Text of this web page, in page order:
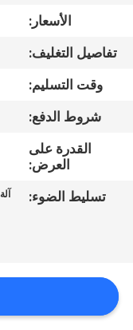
الجودة
اتصل
أخبار
ON
LINE
الأسعار:
تفاصيل التغليف:
وقت التسليم:
شروط الدفع:
القدرة على
العرض:
تسليط الضوء: